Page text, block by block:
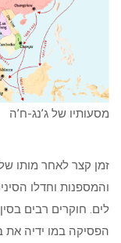
מסעותיו של ג’נג-ח’ה
זמן קצר לאחר מותו
והמספנות וחדלו
לים. חוקרים רבים
הפסיקה במו ידיה את